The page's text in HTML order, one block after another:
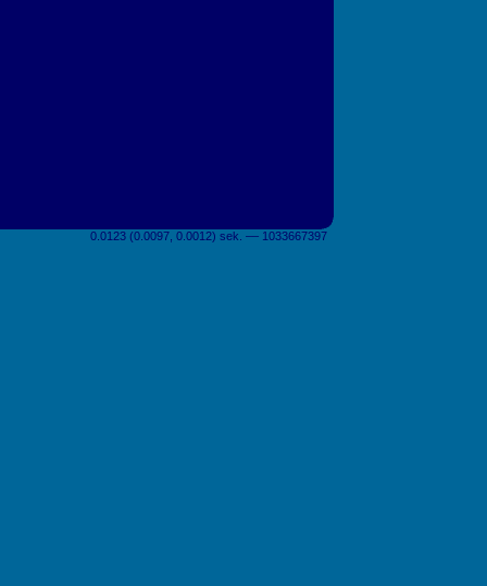
0.0123 (0.0097, 0.0012) sek. –– 1033667397